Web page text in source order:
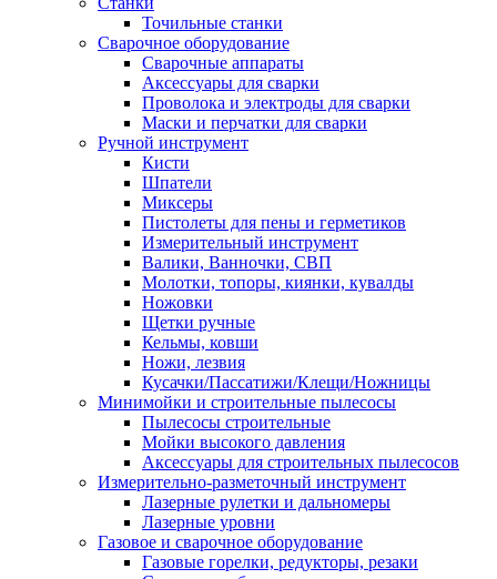
Точильные станки
Сварочное оборудование
Сварочные аппараты
Аксессуары для сварки
Проволока и электроды для сварки
Маски и перчатки для сварки
Ручной инструмент
Кисти
Шпатели
Миксеры
Пистолеты для пены и герметиков
Измерительный инструмент
Валики, Ванночки, СВП
Молотки, топоры, киянки, кувалды
Ножовки
Щетки ручные
Кельмы, ковши
Ножи, лезвия
Кусачки/Пассатижи/Клещи/Ножницы
Минимойки и строительные пылесосы
Пылесосы строительные
Мойки высокого давления
Аксессуары для строительных пылесосов
Измерительно-разметочный инструмент
Лазерные рулетки и дальномеры
Лазерные уровни
Газовое и сварочное оборудование
Газовые горелки, редукторы, резаки